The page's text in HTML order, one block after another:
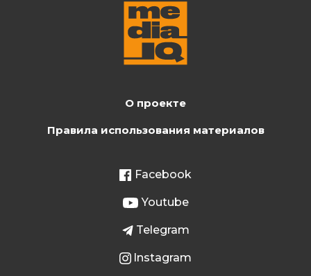
О проекте
Правила использования материалов
Facebook
Youtube
Telegram
Instagram